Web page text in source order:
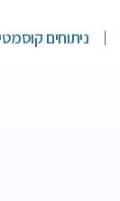
ניתוחים